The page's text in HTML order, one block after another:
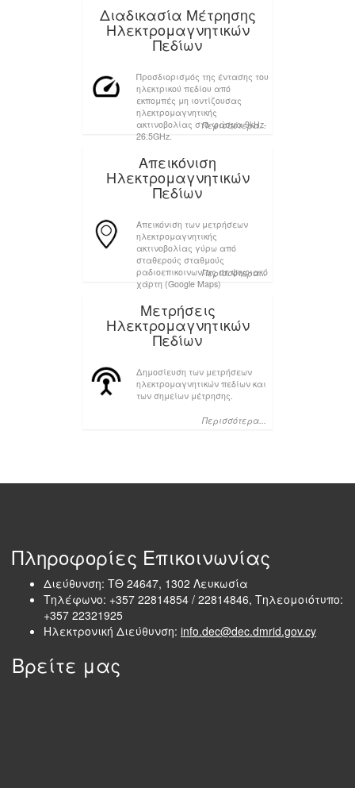
Διαδικασία Μέτρησης
Ηλεκτρομαγνητικών
Πεδίων
Προσδιορισμός της έντασης του
ηλεκτρικού πεδίου από
εκπομπές μη ιοντίζουσας
ηλεκτρομαγνητικής
ακτινοβολίας στο φάσμα 9kHz-
26.5GHz.
Περισσότερα...
Απεικόνιση
Ηλεκτρομαγνητικών
Πεδίων
Απεικόνιση των μετρήσεων
ηλεκτρομαγνητικής
ακτινοβολίας γύρω από
σταθερούς σταθμούς
ραδιοεπικοινωνίας σε ψηφιακό
χάρτη (Google Maps)
Περισσότερα...
Μετρήσεις
Ηλεκτρομαγνητικών
Πεδίων
Δημοσίευση των μετρήσεων
ηλεκτρομαγνητικών πεδίων και
των σημείων μέτρησης.
Περισσότερα...
Πληροφορίες Επικοινωνίας
Διεύθυνση: ΤΘ 24647, 1302 Λευκωσία
Τηλέφωνο: +357 22814854 / 22814846, Τηλεομοιότυπο:
+357 22321925
Ηλεκτρονική Διεύθυνση: info.dec@dec.dmrid.gov.cy
Βρείτε μας